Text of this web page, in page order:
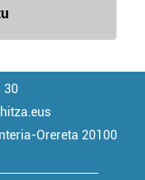
30
Orereta 20100